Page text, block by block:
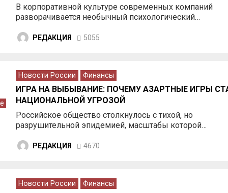
В корпоративной культуре современных компаний
разворачивается необычный психологический…
РЕДАКЦИЯ 5055
Новости России Финансы
ИГРА НА ВЫБЫВАНИЕ: ПОЧЕМУ АЗАРТНЫЕ ИГРЫ
НАЦИОНАЛЬНОЙ УГРОЗОЙ
Российское общество столкнулось с тихой, но
разрушительной эпидемией, масштабы которой…
РЕДАКЦИЯ 4670
Новости России Финансы